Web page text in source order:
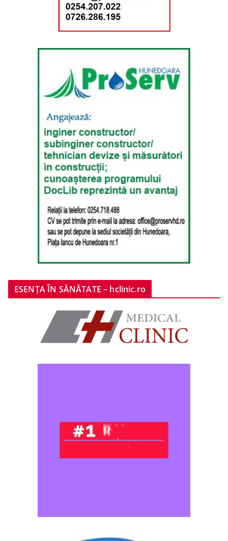
ESENȚA ÎN SĂNĂTATE – hclinic.ro